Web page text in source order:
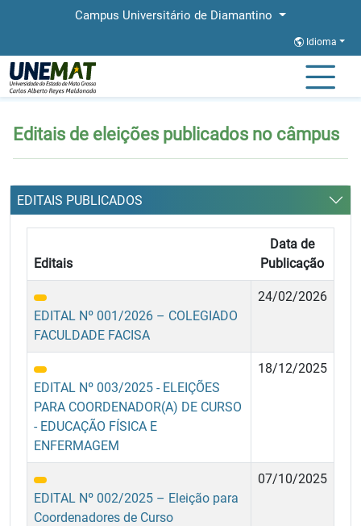
Campus Universitário de Diamantino
Idioma
Página Inicial
Editais de eleições publicados no câmpus
EDITAIS PUBLICADOS
Editais
Data de
Publicação
EDITAL Nº 001/2026 – COLEGIADO
FACULDADE FACISA
24/02/2026
EDITAL Nº 003/2025 - ELEIÇÕES
PARA COORDENADOR(A) DE CURSO
- EDUCAÇÃO FÍSICA E
ENFERMAGEM
18/12/2025
EDITAL Nº 002/2025 – Eleição para
Coordenadores de Curso
07/10/2025